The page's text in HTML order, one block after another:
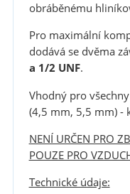
obráběnému
Pro maximální
dodává se dvěma
a 1/2 UNF.
Vhodný pro
(4,5 mm, 5,5 mm) -
NENÍ URČEN PRO
POUZE PRO
Technické údaje: